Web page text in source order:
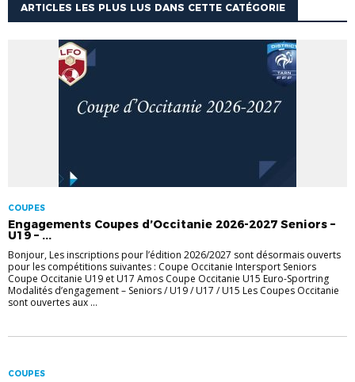
ARTICLES LES PLUS LUS DANS CETTE CATÉGORIE
COUPES
Engagements Coupes d’Occitanie 2026-2027 Seniors –
U19 – ...
Bonjour, Les inscriptions pour l’édition 2026/2027 sont désormais ouverts
pour les compétitions suivantes : Coupe Occitanie Intersport Seniors
Coupe Occitanie U19 et U17 Amos Coupe Occitanie U15 Euro-Sportring
Modalités d’engagement – Seniors / U19 / U17 / U15 Les Coupes Occitanie
sont ouvertes aux ...
COUPES